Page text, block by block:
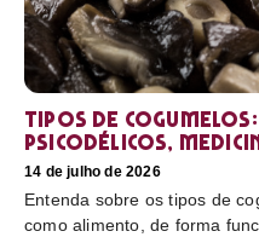
Tipos de
psicodélicos,
14 de julho de 2026
Entenda sobre os tipos de
como alimento, de forma